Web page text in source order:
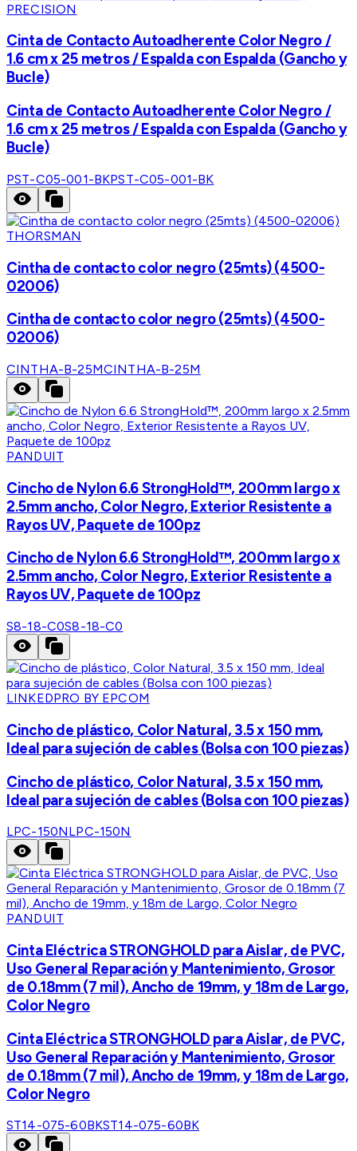
PRECISION
Cinta de Contacto Autoadherente Color Negro /
1.6 cm x 25 metros / Espalda con Espalda (Gancho y
Bucle)
Cinta de Contacto Autoadherente Color Negro /
1.6 cm x 25 metros / Espalda con Espalda (Gancho y
Bucle)
PST-C05-001-BKPST-C05-001-BK
THORSMAN
Cintha de contacto color negro (25mts) (4500-
02006)
Cintha de contacto color negro (25mts) (4500-
02006)
CINTHA-B-25MCINTHA-B-25M
PANDUIT
Cincho de Nylon 6.6 StrongHold™, 200mm largo x
2.5mm ancho, Color Negro, Exterior Resistente a
Rayos UV, Paquete de 100pz
Cincho de Nylon 6.6 StrongHold™, 200mm largo x
2.5mm ancho, Color Negro, Exterior Resistente a
Rayos UV, Paquete de 100pz
S8-18-C0S8-18-C0
LINKEDPRO BY EPCOM
Cincho de plástico, Color Natural, 3.5 x 150 mm,
Ideal para sujeción de cables (Bolsa con 100 piezas)
Cincho de plástico, Color Natural, 3.5 x 150 mm,
Ideal para sujeción de cables (Bolsa con 100 piezas)
LPC-150NLPC-150N
PANDUIT
Cinta Eléctrica STRONGHOLD para Aislar, de PVC,
Uso General Reparación y Mantenimiento, Grosor
de 0.18mm (7 mil), Ancho de 19mm, y 18m de Largo,
Color Negro
Cinta Eléctrica STRONGHOLD para Aislar, de PVC,
Uso General Reparación y Mantenimiento, Grosor
de 0.18mm (7 mil), Ancho de 19mm, y 18m de Largo,
Color Negro
ST14-075-60BKST14-075-60BK